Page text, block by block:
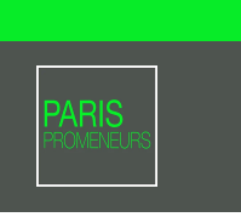
Aller à...